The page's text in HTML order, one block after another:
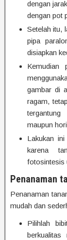
dengan
dengan pot
Setelah itu,
pipa
disiapkan
Kemudian
gambar di
ragam,
maupun
Lakukan
karena
fotosintesis
Penanaman
Penanaman
mudah dan
Pilihlah